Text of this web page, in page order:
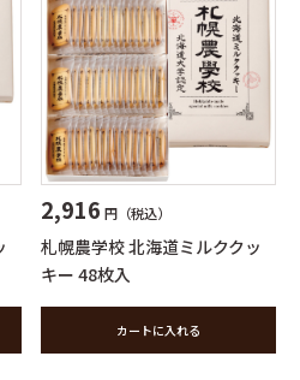
2,916 円（税込）
札幌農学校 北海道ミルククッ
キー 48枚入
カートに入れる